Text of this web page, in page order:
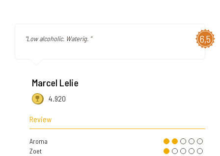
6,5
"Low alcoholic. Waterig. "
Marcel Lelie
4.920
Review
Aroma
Zoet